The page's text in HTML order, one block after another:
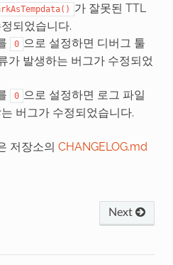
가 잘못된 TTL
되었습니다.
0 으로 설정하면 디버그 툴
가 발생하는 버그가 수정되었
0 으로 설정하면 로그 파일
버그가 수정되었습니다.
저장소의 CHANGELOG.md
Next